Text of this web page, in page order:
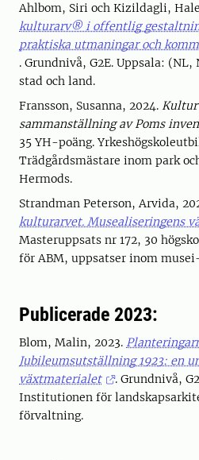
Ahlbom, Siri och Kizildagli,
kulturarv® i offentlig
praktiska utmaningar och
. Grundnivå, G2E. Uppsala:
stad och land.
Fransson, Susanna, 2024.
sammanställning av Poms
35 YH-poäng.
Trädgårdsmästare inom park
Hermods.
Strandman Peterson, Arvida,
kulturarvet. Musealiseringens
Masteruppsats nr 172, 30
för ABM, uppsatser inom
Publicerade 2023:
Blom, Malin, 2023.
Jubileumsutställning 1923: en
växtmaterialet
. Grundnivå,
Institutionen för
förvaltning.